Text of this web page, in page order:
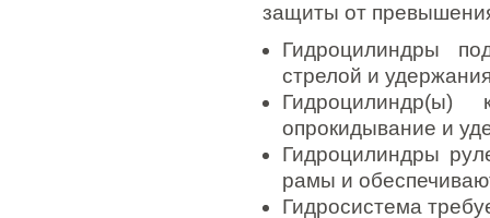
защиты от
Гидроцилиндры
стрелой и
Гидроцилиндр(ы)
опрокидывание и
Гидроцилиндры
рамы и
Гидросистема